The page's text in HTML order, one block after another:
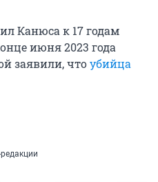
Канюса к 17 годам
июня 2023 года
заявили, чтоубийца